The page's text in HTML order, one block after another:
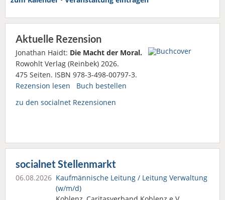
Aktuelle Rezension
Jonathan Haidt: Die Macht der Moral.
Rowohlt Verlag (Reinbek) 2026.
475 Seiten. ISBN 978-3-498-00797-3.
Rezension lesen
Buch bestellen
zu den socialnet Rezensionen
socialnet Stellenmarkt
06.08.2026 Kaufmännische Leitung / Leitung Verwaltung
(w/m/d)